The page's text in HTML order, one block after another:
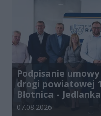
Podpisanie
drogi powiatowej
Błotnica -
Data dodania galerii:
07.08.2026